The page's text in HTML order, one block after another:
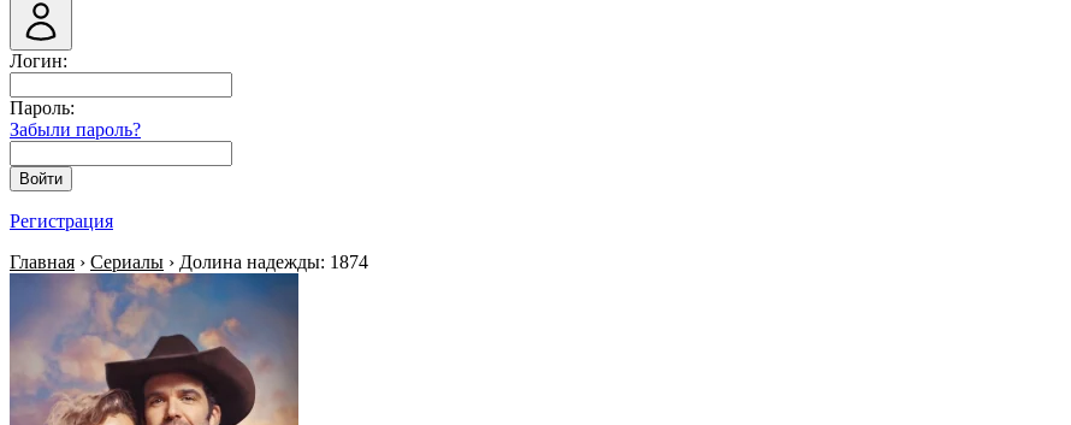
Логин:
Пароль:
Забыли пароль?
Войти
Регистрация
Главная › Сериалы › Долина надежды: 1874